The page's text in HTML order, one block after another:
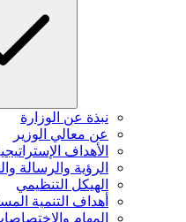
نبذة عن الوزارة
عن معالي الوزير
الأهداف
الرؤية والرسالة
الهيكل التنظيمي
أهداف التنمية
المهام